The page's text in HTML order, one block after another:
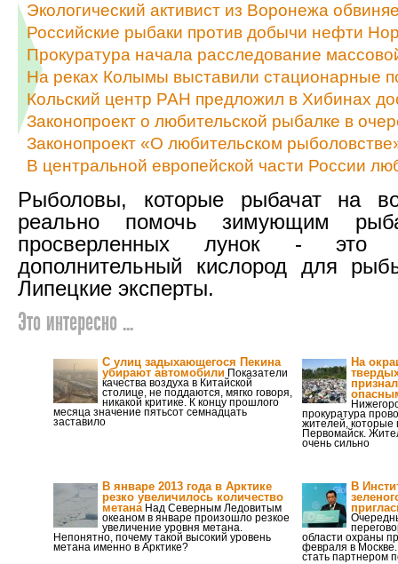
Экологический активист из Воронежа
Российские рыбаки против добычи нефти
Прокуратура начала расследование
На реках Колымы выставили стационарные
Кольский центр РАН предложил в Хибинах
Законопроект о любительской рыбалке в
Законопроект «О любительском
В центральной европейской части России
Рыболовы, которые рыбачат на
реально помочь зимующим
просверленных лунок - это
дополнительный кислород для
Липецкие эксперты.
Это интересно ...
С улиц задыхающегося Пекина
убирают автомобили Показатели
качества воздуха в Китайской
столице, не поддаются, мягко говоря,
никакой критике. К концу прошлого
месяца значение пятьсот семнадцать
заставило
На
прокуратура
жителей, которые
Первомайск.
очень сильно
В январе 2013 года в Арктике
резко увеличилось количество
метанаНад Северным Ледовитым
океаном в январе произошло резкое
увеличение уровня метана.
Непонятно, почему такой высокий уровень
метана именно в Арктике?
В
области охраны
февраля в
стать партнером